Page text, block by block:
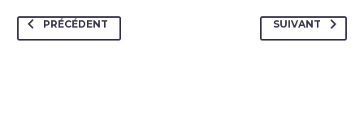
PRÉCÉDENT SUIVANT